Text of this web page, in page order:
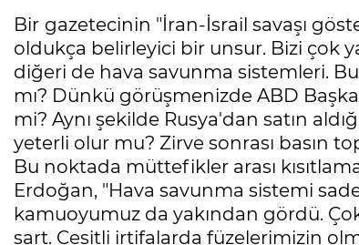
Bir gazetecinin "İran-İsrail savaşı
oldukça belirleyici bir unsur. Bizi çok
diğeri de hava savunma sistemleri.
mı? Dünkü görüşmenizde ABD
mi? Aynı şekilde Rusya'dan satın
yeterli olur mu? Zirve sonrası basın
Bu noktada müttefikler arası
Erdoğan, "Hava savunma sistemi
kamuoyumuz da yakından gördü.
şart. Çeşitli irtifalarda füzelerimizin